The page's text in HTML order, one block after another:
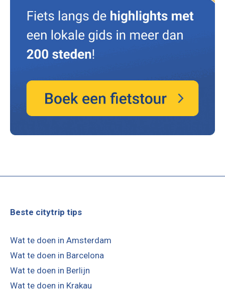
Beste citytrip tips
Wat te doen in Amsterdam
Wat te doen in Barcelona
Wat te doen in Berlijn
Wat te doen in Krakau